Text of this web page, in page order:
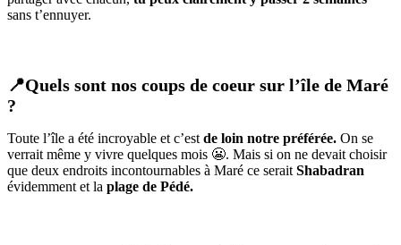
sans t’ennuyer.
📍Quels sont nos coups de coeur sur l’île de Maré
?
Toute l’île a été incroyable et c’est de loin notre préférée. On se
verrait même y vivre quelques mois 😬. Mais si on ne devait choisir
que deux endroits incontournables à Maré ce serait Shabadran
évidemment et la plage de Pédé.